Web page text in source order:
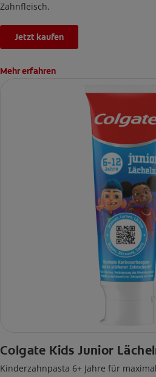
Zahnfleisch.
Jetzt kaufen
Mehr erfahren
Colgate Kids Junior
Kinderzahnpasta 6+ Jahre für